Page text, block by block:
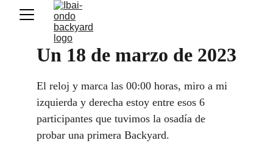
Un 18 de marzo de 2023
El reloj y marca las 00:00 horas, miro a mi
izquierda y derecha estoy entre esos 6
participantes que tuvimos la osadía de
probar una primera Backyard.